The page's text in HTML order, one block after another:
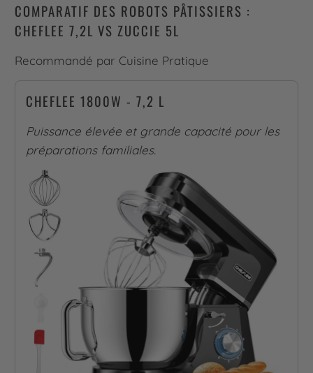
COMPARATIF DES ROBOTS PÂTISSIERS :
CHEFLEE 7,2L VS ZUCCIE 5L
Recommandé par Cuisine Pratique
CHEFLEE 1800W - 7,2 L
Puissance élevée et grande capacité pour les
préparations familiales.